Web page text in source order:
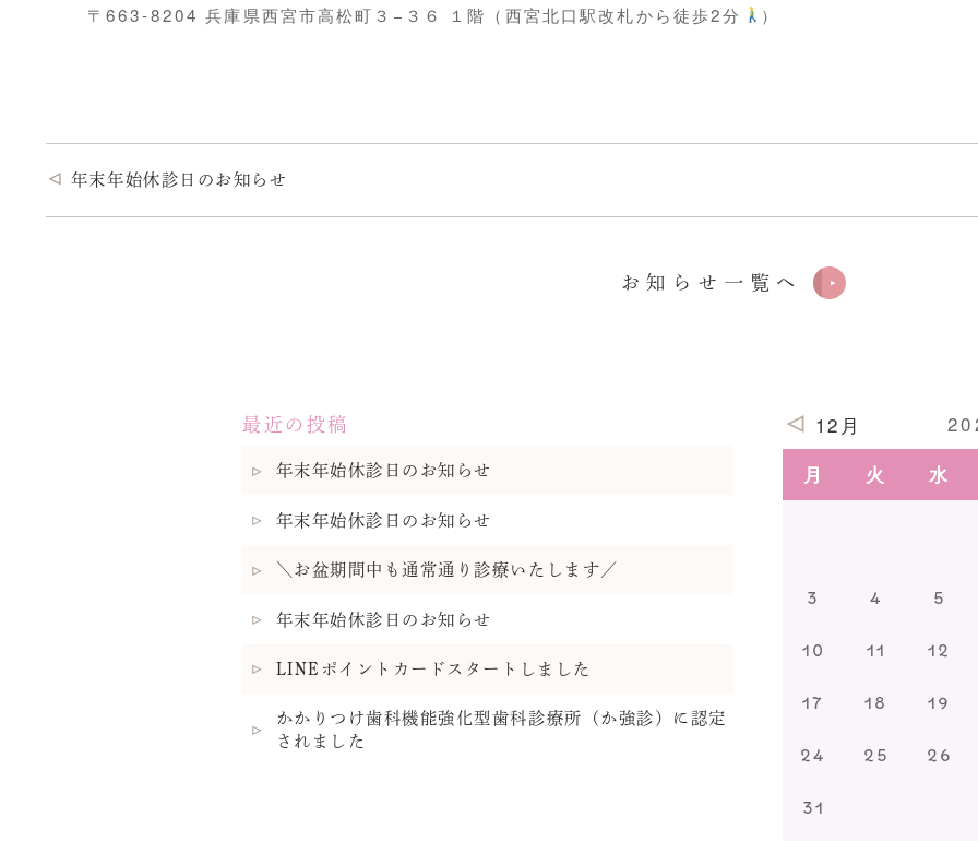
〒663-8204 兵庫県西宮市高松町３−３６ １階（西宮北口駅改札から徒歩2分
）
年末年始休診日のお知らせ
お知らせ一覧へ
最近の投稿
年末年始休診日のお知らせ
年末年始休診日のお知らせ
＼お盆期間中も通常通り診療いたします／
年末年始休診日のお知らせ
LINEポイントカードスタートしました
かかりつけ歯科機能強化型歯科診療所（か強診）に認定
されました
月 火 水
12月
3 4
5
10
11
12
17
18
19
24
25
26
31